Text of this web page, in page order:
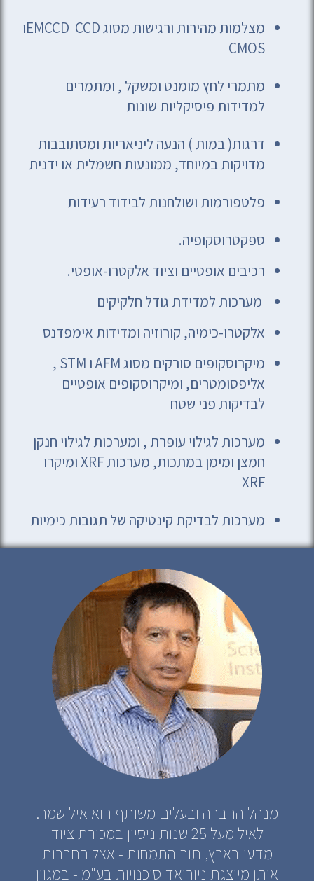
מצלמות מהירות ורגישות מסוג EMCCD CCDו
CMOS
מתמרי לחץ מומנט ומשקל , ומתמרים
למדידות פיסיקליות שונות
דרגות( במות ) הנעה ליניאריות ומסתובבות
מדויקות במיוחד, ממונעות חשמלית או ידנית
פלטפורמות ושולחנות לבידוד רעידות
ספקטרוסקופיה.
רכיבים אופטיים וציוד אלקטרו-אופטי.
מערכות למדידת גודל חלקיקים
אלקטרו-כימיה, קורוזיה ומדידות אימפדנס
מיקרוסקופים סורקים מסוג AFM ו STM ,
אליפסומטרים, ומיקרוסקופים אופטיים
לבדיקות פני שטח
מערכות לגילוי עופרת , ומערכות לגילוי חנקן
חמצן ומימן במתכות, מערכות XRF ומיקרו
XRF
מערכות לבדיקת קינטיקה של תגובות כימיות
מנהל החברה ובעלים משותף הוא איל שמר.
לאיל מעל 25 שנות ניסיון במכירת ציוד
מדעי בארץ, תוך התמחות - אצל החברות
אותן מייצגת ניורואד סוכנויות בע"מ - במגוון